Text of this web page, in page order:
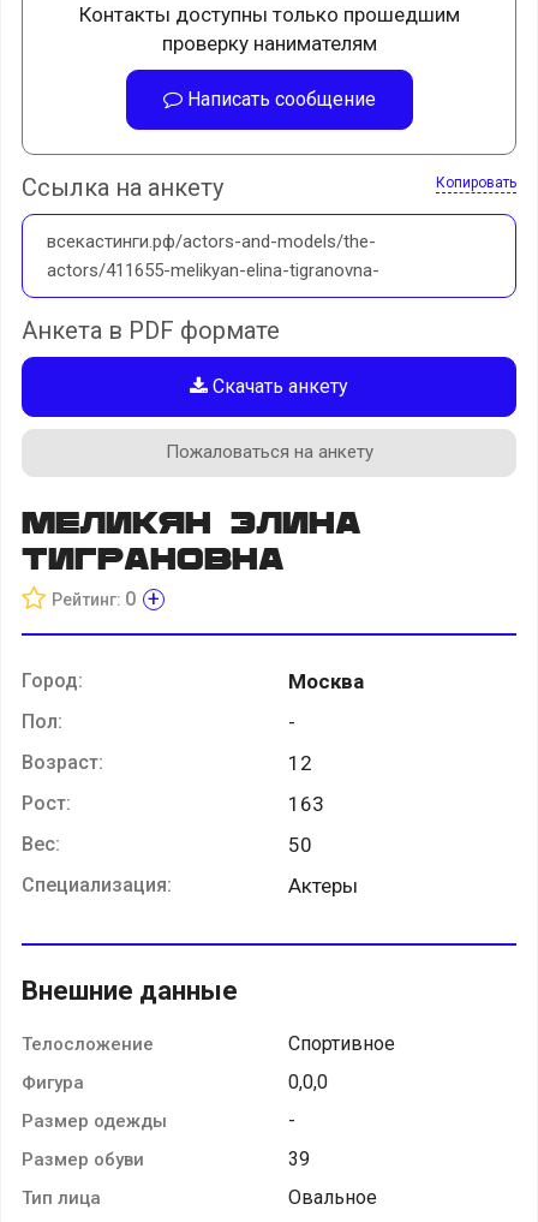
Контакты доступны только прошедшим
проверку нанимателям
Написать сообщение
Ссылка на анкету Копировать
всекастинги.рф/actors-and-models/the-
actors/411655-melikyan-elina-tigranovna-
Анкета в PDF формате
Скачать анкету
Пожаловаться на анкету
Меликян Элина
Тиграновна
Рейтинг: 0 +
Город: Москва
Пол: -
Возраст: 12
Рост: 163
Вес: 50
Специализация: Актеры
Внешние данные
Телосложение Спортивное
Фигура 0,0,0
Размер одежды -
Размер обуви 39
Тип лица Овальное